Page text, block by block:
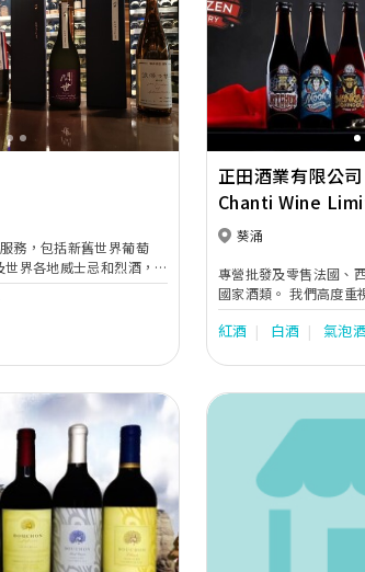
Next
務，包括新舊世界葡萄
界各地威士忌和烈酒，
子支付方式，自設運輸服
Previous
正田酒業有限公司
Chanti Wine
葵涌
專營批發及零售法國、
國家酒類。 我們高度重
及儲倉的每一個細節。
紅酒 白酒 氣泡
Next